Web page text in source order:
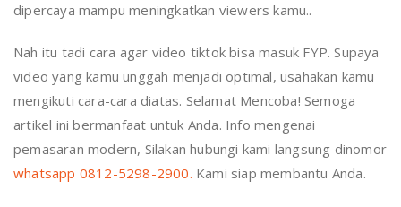
dipercaya mampu meningkatkan viewers kamu..
Nah itu tadi cara agar video tiktok bisa masuk FYP. Supaya
video yang kamu unggah menjadi optimal, usahakan kamu
mengikuti cara-cara diatas. Selamat Mencoba! Semoga
artikel ini bermanfaat untuk Anda. Info mengenai
pemasaran modern, Silakan hubungi kami langsung dinomor
whatsapp 0812-5298-2900. Kami siap membantu Anda.